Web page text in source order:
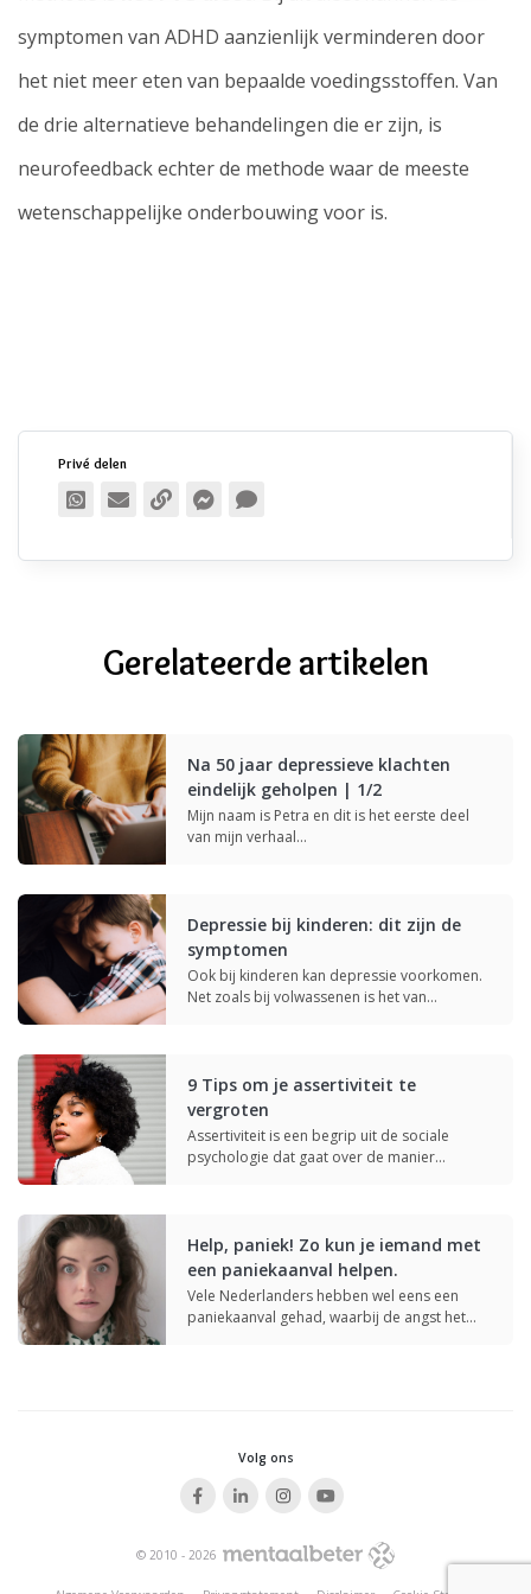
symptomen van ADHD aanzienlijk verminderen door
het niet meer eten van bepaalde voedingsstoffen. Van
de drie alternatieve behandelingen die er zijn, is
neurofeedback echter de methode waar de meeste
wetenschappelijke onderbouwing voor is.
Privé delen
Gerelateerde artikelen
Na 50 jaar depressieve klachten
eindelijk geholpen | 1/2
Mijn naam is Petra en dit is het eerste deel
van mijn verhaal…
Depressie bij kinderen: dit zijn de
symptomen
Ook bij kinderen kan depressie voorkomen.
Net zoals bij volwassenen is het van…
9 Tips om je assertiviteit te
vergroten
Assertiviteit is een begrip uit de sociale
psychologie dat gaat over de manier…
Help, paniek! Zo kun je iemand met
een paniekaanval helpen.
Vele Nederlanders hebben wel eens een
paniekaanval gehad, waarbij de angst het
Volg ons
© 2010 - 2026